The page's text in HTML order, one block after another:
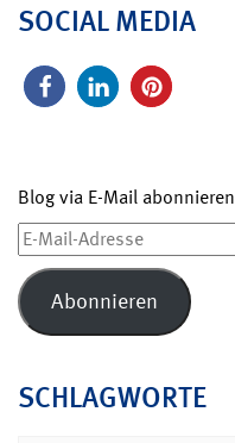
SOCIAL MEDIA
Blog via E-Mail abonnieren
E-
Mail-
Adresse
Abonnieren
SCHLAGWORTE